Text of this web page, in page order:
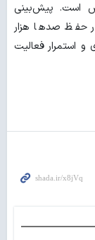
است. پیش‌بینی
حفظ صدها هزار
استمرار فعالیت